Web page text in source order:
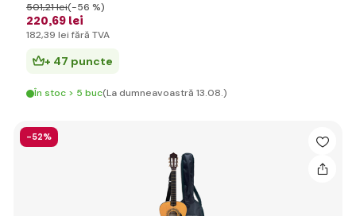
220,69 lei
501,21 lei(-56 %)
182,39 lei fără TVA
+ 47 puncte
În stoc > 5 buc(La dumneavoastră 13.08.)
-52%